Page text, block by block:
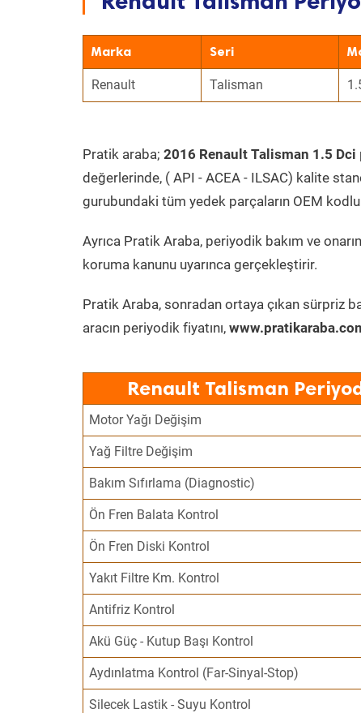
Marka Seri
Renault Talisman
Pratik araba; 2016 Renault Talisman 1.5 Dci
değerlerinde, ( API - ACEA - ILSAC) kalite
gurubundaki tüm yedek parçaların OEM
Ayrıca Pratik Araba, periyodik bakım ve
koruma kanunu uyarınca gerçekleştirir.
Pratik Araba, sonradan ortaya çıkan sürpriz
aracın periyodik fiyatını,
Renault Talisman
Motor Yağı Değişim
Yağ Filtre Değişim
Bakım Sıfırlama (Diagnostic)
Ön Fren Balata Kontrol
Ön Fren Diski Kontrol
Yakıt Filtre Km. Kontrol
Antifriz Kontrol
Akü Güç - Kutup Başı Kontrol
Aydınlatma Kontrol (Far-Sinyal-Stop)
Silecek Lastik - Suyu Kontrol